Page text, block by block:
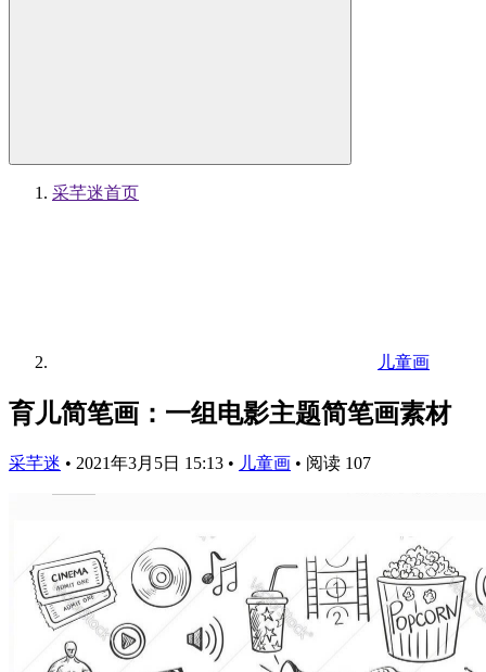
采芊迷首页
儿童画
育儿简笔画：一组电影主题简笔画素材
采芊迷 • 2021年3月5日 15:13 • 儿童画 • 阅读 107